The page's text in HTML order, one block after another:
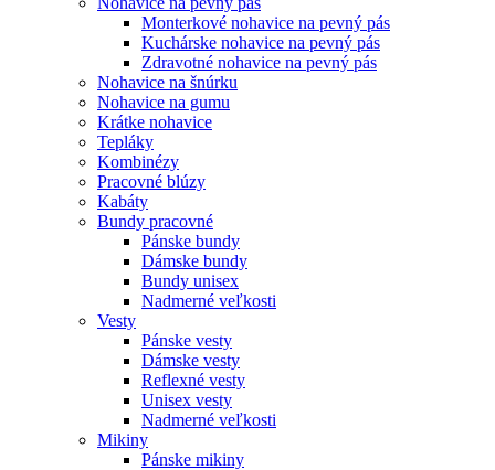
Monterkové nohavice na pevný pás
Kuchárske nohavice na pevný pás
Zdravotné nohavice na pevný pás
Nohavice na šnúrku
Nohavice na gumu
Krátke nohavice
Tepláky
Kombinézy
Pracovné blúzy
Kabáty
Bundy pracovné
Pánske bundy
Dámske bundy
Bundy unisex
Nadmerné veľkosti
Vesty
Pánske vesty
Dámske vesty
Reflexné vesty
Unisex vesty
Nadmerné veľkosti
Mikiny
Pánske mikiny